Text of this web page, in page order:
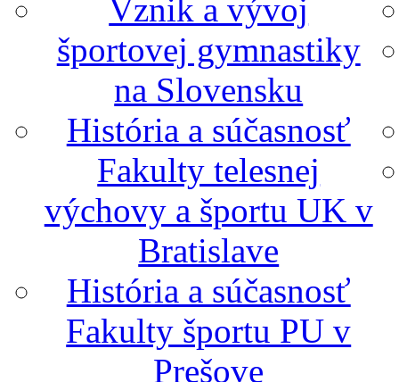
Vznik a vývoj
športovej gymnastiky
na Slovensku
História a súčasnosť
Fakulty telesnej
výchovy a športu UK v
Bratislave
História a súčasnosť
Fakulty športu PU v
Prešove